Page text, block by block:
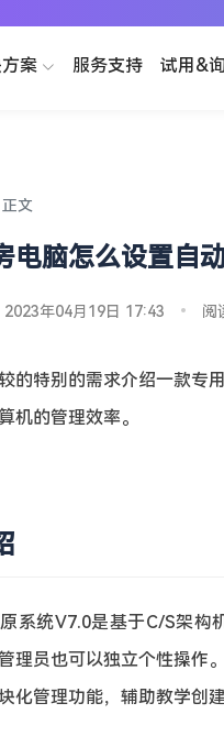
案 服务支持 试用&
正文
电脑怎么设置自
2023年04月19日 17:43 • 阅
的特别的需求介绍一款专
机的管理效率。
系统V7.0是基于C/S架构
理员也可以独立个性操作
化管理功能，辅助教学创